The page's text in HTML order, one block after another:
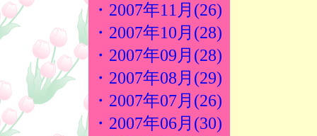
・2007年11月(26)
・2007年10月(28)
・2007年09月(28)
・2007年08月(29)
・2007年07月(26)
・2007年06月(30)